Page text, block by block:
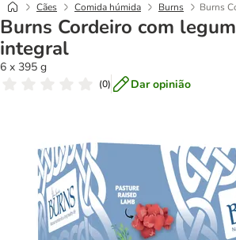
Cães Comida húmida Burns Burns
Burns Cordeiro com
integral
6 x 395 g
(0) Dar opinião